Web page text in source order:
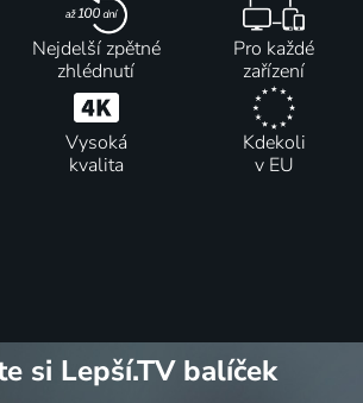
Nejdelší zpětné
zhlédnutí
Pro každé
zařízení
Vysoká
kvalita
Kdekoli
v EU
si Lepší.TV balíček